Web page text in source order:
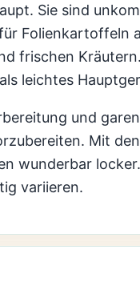
Sie sind
frischen
leichtes
und
Mit
wunderbar
variieren.